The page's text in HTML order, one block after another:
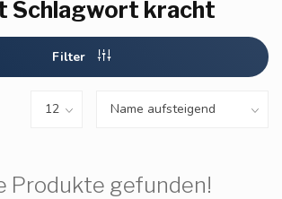
Schlagwort kracht
Filter
Produkte gefunden!